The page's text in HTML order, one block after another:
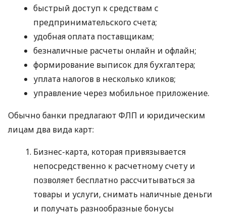
быстрый доступ к средствам с
предпринимательского счета;
удобная оплата поставщикам;
безналичные расчеты онлайн и офлайн;
формирование выписок для бухгалтера;
уплата налогов в несколько кликов;
управление через мобильное приложение.
Обычно банки предлагают ФЛП и юридическим
лицам два вида карт:
Бизнес-карта, которая привязывается
непосредственно к расчетному счету и
позволяет бесплатно рассчитываться за
товары и услуги, снимать наличные деньги
и получать разнообразные бонусы